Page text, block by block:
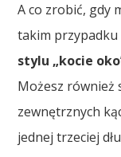
A co zrobić, gdy
takim przypadku
stylu „kocie
Możesz
zewnętrznych
jednej trzeciej